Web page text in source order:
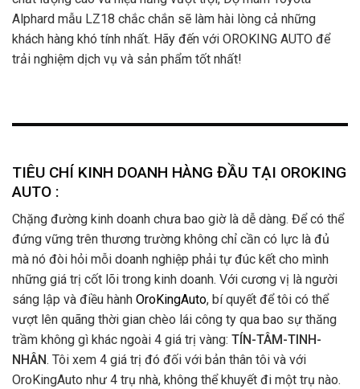
Alphard mẫu LZ18 chắc chắn sẽ làm hài lòng cả những
khách hàng khó tính nhất. Hãy đến với OROKING AUTO để
trải nghiệm dịch vụ và sản phẩm tốt nhất!
TIÊU CHÍ KINH DOANH HÀNG ĐẦU TẠI OROKING
AUTO :
Chặng đường kinh doanh chưa bao giờ là dễ dàng. Để có thể
đứng vững trên thương trường không chỉ cần có lực là đủ
mà nó đòi hỏi mỗi doanh nghiệp phải tự đúc kết cho mình
những giá trị cốt lõi trong kinh doanh. Với cương vị là người
sáng lập và điều hành OroKingAuto, bí quyết để tôi có thể
vượt lên quãng thời gian chèo lái công ty qua bao sự thăng
trầm không gì khác ngoài 4 giá trị vàng: TÍN-TÂM-TINH-
NHÂN. Tôi xem 4 giá trị đó đối với bản thân tôi và với
OroKingAuto như 4 trụ nhà, không thể khuyết đi một trụ nào.